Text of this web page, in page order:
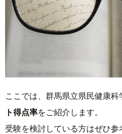
ここでは、群馬県立県民健康科
ト得点率をご紹介します。
受験を検討している方はぜひ参